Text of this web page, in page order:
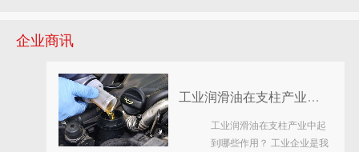
企业商讯
工业润滑油在支柱产业中起到哪些作用？
工业润滑油在支柱产业中起
到哪些作用？ 工业企业是我